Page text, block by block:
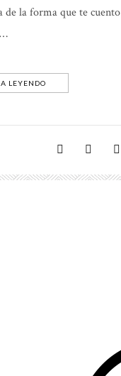
de la forma que te cuento
…
LEYENDO